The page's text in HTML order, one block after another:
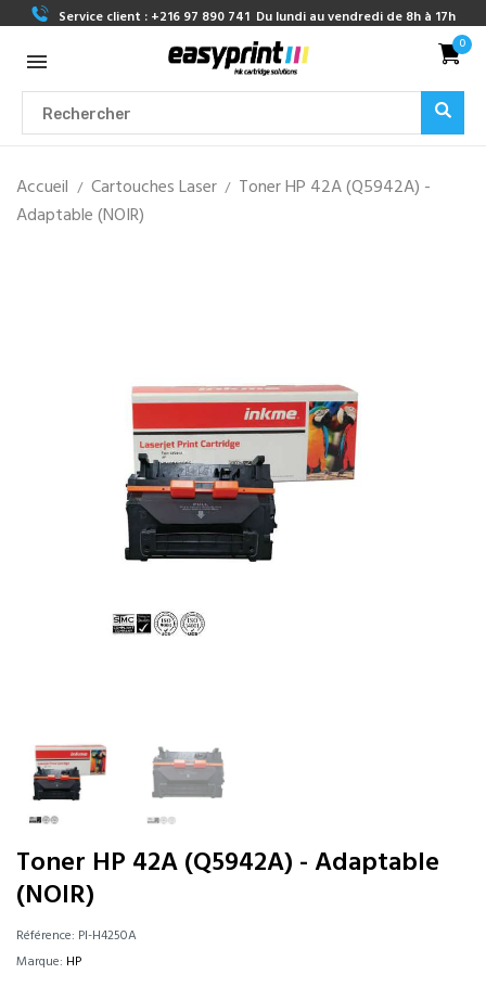
Service client : +216 97 890 741 Du lundi au vendredi de 8h à 17h
0
Accueil Cartouches Laser
Toner HP 42A (Q5942A) -
Adaptable (NOIR)
Toner HP 42A (Q5942A) - Adaptable
(NOIR)
Référence: PI-H4250A
Marque: HP